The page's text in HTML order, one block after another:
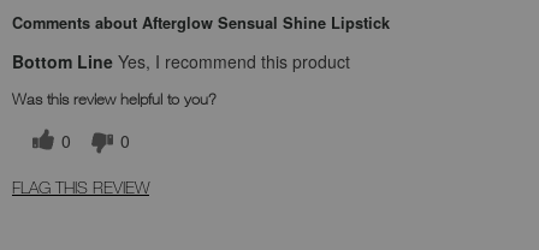
Comments about Afterglow Sensual Shine Lipstick
Bottom Line Yes, I recommend this product
Was this review helpful to you?
0 0
FLAG THIS REVIEW